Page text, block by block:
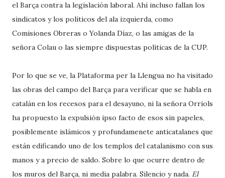
el Barça contra la legislación laboral. Ahí incluso fallan los
sindicatos y los políticos del ala izquierda, como
Comisiones Obreras o Yolanda Díaz, o las amigas de la
señora Colau o las siempre dispuestas políticas de la CUP.
Por lo que se ve, la Plataforma per la Llengua no ha visitado
las obras del campo del Barça para verificar que se habla en
catalán en los recesos para el desayuno, ni la señora Orriols
ha propuesto la expulsión ipso facto de esos sin papeles,
posiblemente islámicos y profundamenete anticatalanes que
están edificando uno de los templos del catalanismo con sus
manos y a precio de saldo. Sobre lo que ocurre dentro de
los muros del Barça, ni media palabra. Silencio y nada. El